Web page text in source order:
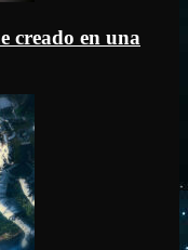
creado en una